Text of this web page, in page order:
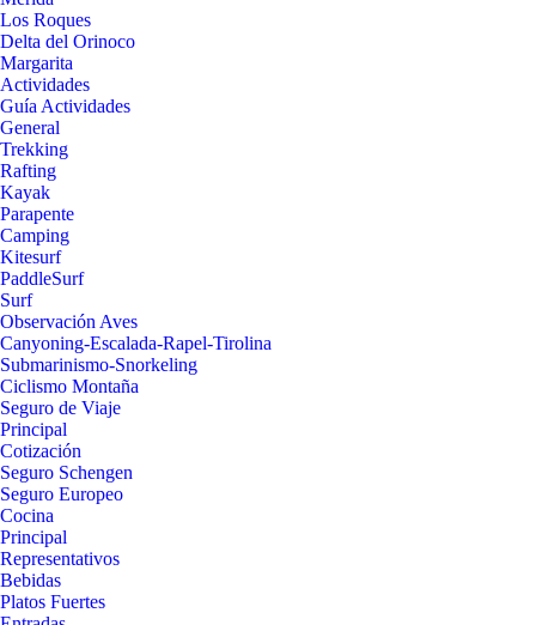
Los Roques
Delta del Orinoco
Margarita
Actividades
Guía Actividades
General
Trekking
Rafting
Kayak
Parapente
Camping
Kitesurf
PaddleSurf
Surf
Observación Aves
Canyoning-Escalada-Rapel-Tirolina
Submarinismo-Snorkeling
Ciclismo Montaña
Seguro de Viaje
Principal
Cotización
Seguro Schengen
Seguro Europeo
Cocina
Principal
Representativos
Bebidas
Platos Fuertes